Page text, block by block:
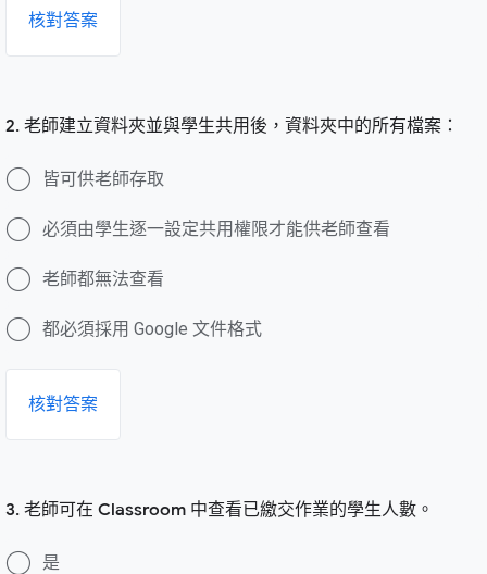
核對答案
2. 老師建立資料夾並與學生共用後，資料夾中的所有檔案：
皆可供老師存取
必須由學生逐一設定共用權限才能供老師查看
老師都無法查看
都必須採用 Google 文件格式
核對答案
3. 老師可在 Classroom 中查看已繳交作業的學生人數。
是